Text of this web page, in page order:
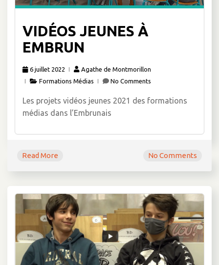
VIDÉOS JEUNES À
EMBRUN
6 juillet 2022
Agathe de Montmorillon
Formations Médias
No Comments
Les projets vidéos jeunes 2021 des formations
médias dans l’Embrunais
Read More No Comments